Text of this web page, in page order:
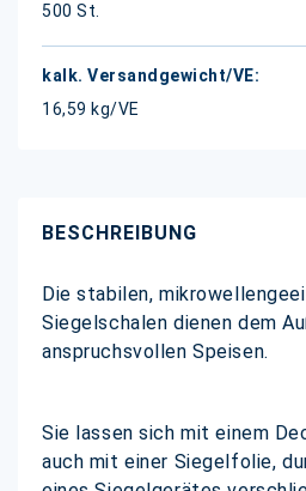
500 St.
16,59 kg/VE
BESCHREIBUNG
Die stabilen,
Siegelschalen dienen dem
anspruchsvollen Speisen.
Sie lassen sich mit einem
auch mit einer Siegelfolie,